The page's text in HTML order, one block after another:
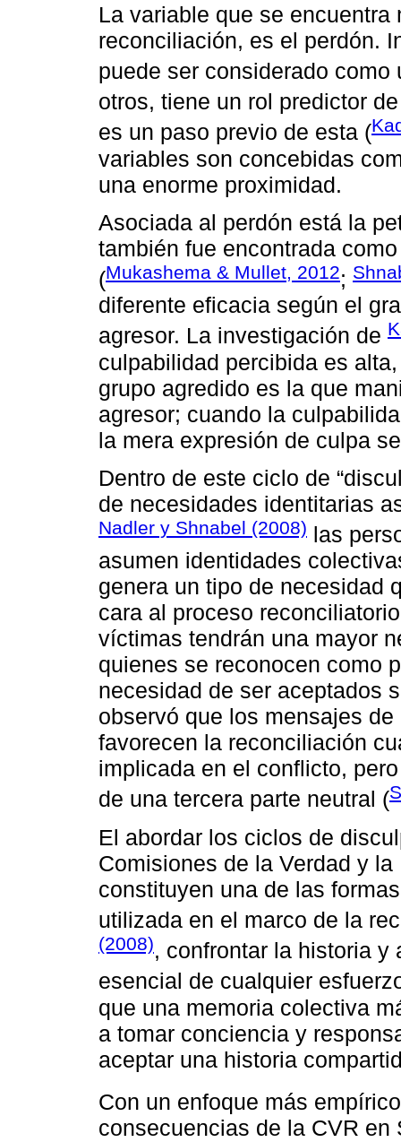
La variable que se
reconciliación, es el perdón.
puede ser considerado como
otros, tiene un rol predictor
es un paso previo de esta (
variables son concebidas
una enorme proximidad.
Asociada al perdón está la
también fue encontrada
(Mukashema & Mullet, 2012;
diferente eficacia según el
agresor. La investigación de
culpabilidad percibida es
grupo agredido es la que
agresor; cuando la
la mera expresión de culpa
Dentro de este ciclo de
de necesidades identitarias
Nadler y Shnabel (2008) las
asumen identidades
genera un tipo de necesidad
cara al proceso
víctimas tendrán una mayor
quienes se reconocen como
necesidad de ser aceptados
observó que los mensajes
favorecen la reconciliación
implicada en el conflicto,
de una tercera parte neutral (
El abordar los ciclos de
Comisiones de la Verdad y
constituyen una de las
utilizada en el marco de la
(2008), confrontar la historia y
esencial de cualquier
que una memoria colectiva
a tomar conciencia y
aceptar una historia
Con un enfoque más
consecuencias de la CVR